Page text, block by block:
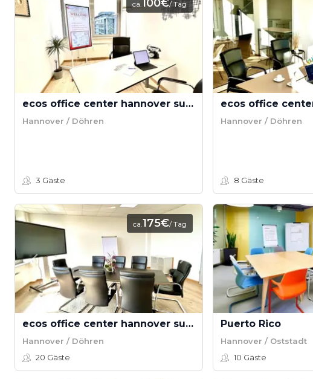
ca.100€/ Tag
ecos office center hannover sued - Besprechungsraum S
Hannover / Döhren
3 Gäste
Hannover / Döhren
8 Gäste
ca.175€/ Tag
ecos office center hannover sued - Meetingraum
Hannover / Döhren
20 Gäste
Puerto Rico
Hannover / Oststadt
10 Gäste